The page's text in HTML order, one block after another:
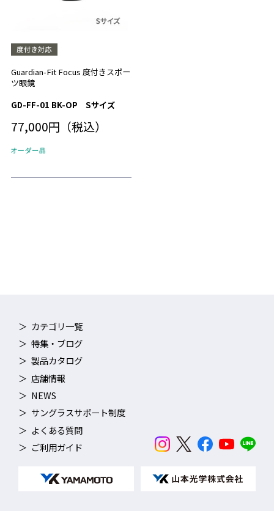
Guardian-Fit Focus 度付きスポー
ツ眼鏡
GD-FF-01 BK-OP Sサイズ
77,000円（税込）
カテゴリ一覧
特集・ブログ
製品カタログ
店舗情報
NEWS
サングラスサポート制度
よくある質問
ご利用ガイド